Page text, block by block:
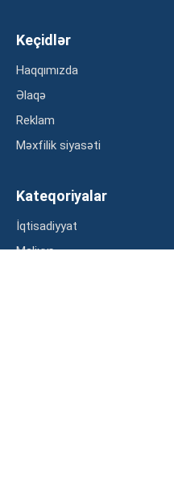
Keçidlər
Haqqımızda
Əlaqə
Reklam
Məxfilik siyasəti
Kateqoriyalar
İqtisadiyyat
Maliyyə